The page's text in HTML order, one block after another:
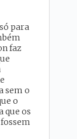
para
faz
sem o
o
que os